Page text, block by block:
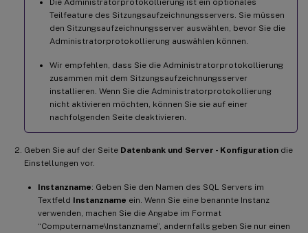
Teilfeature des Sitzungsaufzeichnungsservers. Sie müssen
den Sitzungsaufzeichnungsserver auswählen, bevor Sie die
Administratorprotokollierung auswählen können.
Wir empfehlen, dass Sie die Administratorprotokollierung
zusammen mit dem Sitzungsaufzeichnungsserver
installieren. Wenn Sie die Administratorprotokollierung
nicht aktivieren möchten, können Sie sie auf einer
nachfolgenden Seite deaktivieren.
Geben Sie auf der Seite Datenbank und Server - Konfiguration die
Einstellungen vor.
Instanzname: Geben Sie den Namen des SQL Servers im
Textfeld Instanzname ein. Wenn Sie eine benannte Instanz
verwenden, machen Sie die Angabe im Format
“Computername\Instanzname”, andernfalls geben Sie nur einen